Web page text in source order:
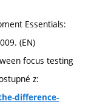
Essentials:
(EN)
focus testing
z:
difference-